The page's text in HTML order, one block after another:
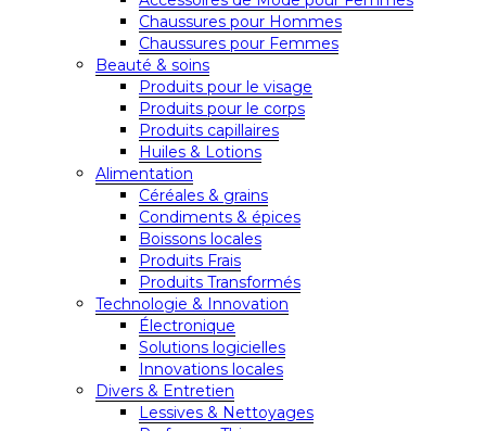
Chaussures pour Hommes
Chaussures pour Femmes
Beauté & soins
Produits pour le visage
Produits pour le corps
Produits capillaires
Huiles & Lotions
Alimentation
Céréales & grains
Condiments & épices
Boissons locales
Produits Frais
Produits Transformés
Technologie & Innovation
Électronique
Solutions logicielles
Innovations locales
Divers & Entretien
Lessives & Nettoyages